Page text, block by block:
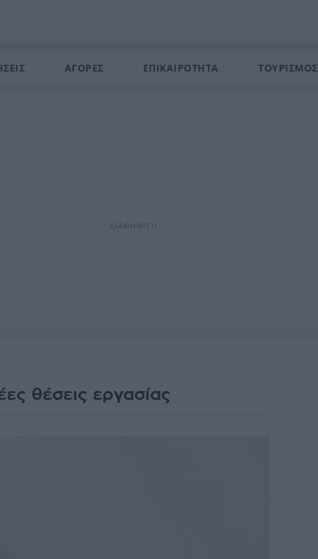
ΑΓΟΡΕΣ ΕΠΙΚΑΙΡΟΤΗΤΑ ΤΟΥΡΙΣΜΟΣ
θέσεις εργασίας